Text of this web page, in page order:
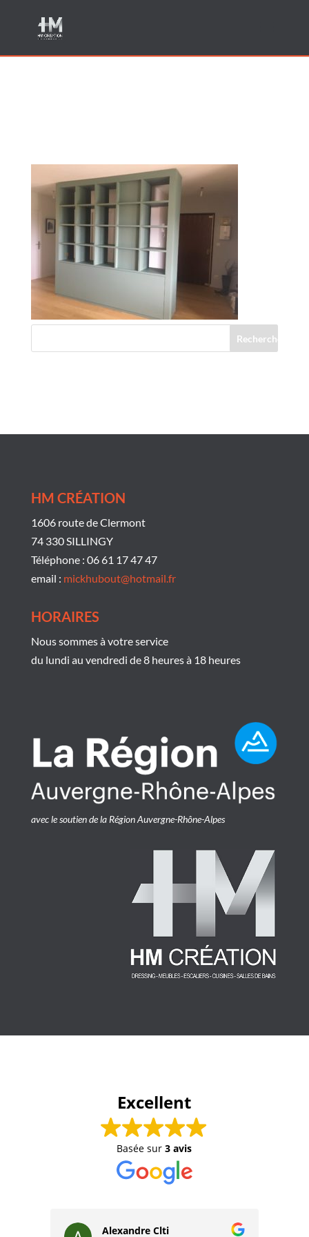
HM CRÉATION
1606 route de Clermont
74 330 SILLINGY
Téléphone : 06 61 17 47 47
email : mickhubout@hotmail.fr
HORAIRES
Nous sommes à votre service
du lundi au vendredi de 8 heures à 18 heures
avec le soutien de la Région Auvergne-Rhône-Alpes
Excellent
Basée sur3 avis
Alexandre Clti